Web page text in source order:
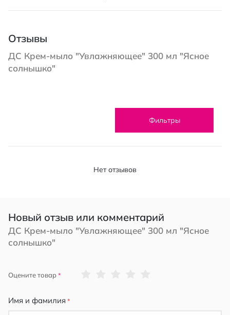
Отзывы
ДС Крем-мыло "Увлажняющее" 300 мл "Ясное
солнышко"
Фильтры
Нет отзывов
Новый отзыв или комментарий
ДС Крем-мыло "Увлажняющее" 300 мл "Ясное
солнышко"
Оцените товар
Имя и фамилия